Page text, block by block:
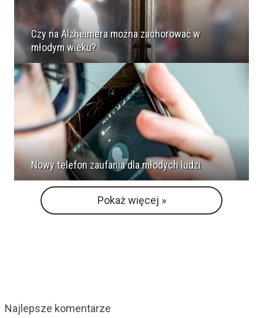
Czy na Alzheimera można zachorować w
młodym wieku?
Nowy telefon zaufania dla młodych ludzi
Pokaż więcej »
Najlepsze komentarze